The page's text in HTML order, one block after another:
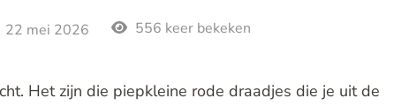
22 mei 2026 556 keer bekeken
Het zijn die piepkleine rode draadjes die je uit de